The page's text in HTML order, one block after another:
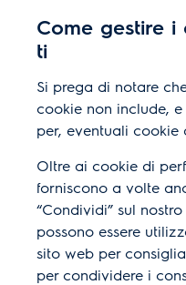
Come gestire
ti
Si prega di notare
cookie non include,
per, eventuali cookie
Oltre ai cookie di
forniscono a volte
“Condividi” sul
possono essere
sito web per
per condividere i